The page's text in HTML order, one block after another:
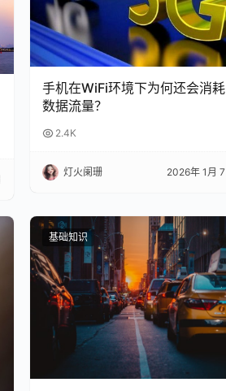
手机在WiFi环境下为何还会消耗
数据流量？
2.4K
灯火阑珊 2026年 1月
基础知识